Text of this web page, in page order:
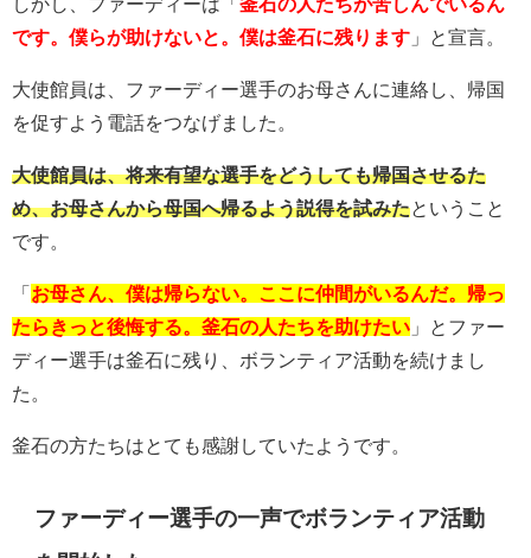
です。僕らが助けないと。僕は釜石に残ります 」と宣言。
大使館員は、ファーディー選手のお母さんに連絡し、帰国
を促すよう電話をつなげました。
大使館員は、将来有望な選手をどうしても帰国させるた
め、お母さんから母国へ帰るよう説得を試みたということ
です。
「 お母さん、僕は帰らない。ここに仲間がいるんだ。帰っ
たらきっと後悔する。釜石の人たちを助けたい 」とファー
ディー選手は釜石に残り、ボランティア活動を続けまし
た。
釜石の方たちはとても感謝していたようです。
ファーディー選手の一声でボランティア活動